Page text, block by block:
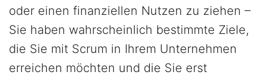
oder einen finanziellen Nutzen zu ziehen –
Sie haben wahrscheinlich bestimmte Ziele,
die Sie mit Scrum in Ihrem Unternehmen
erreichen möchten und die Sie erst